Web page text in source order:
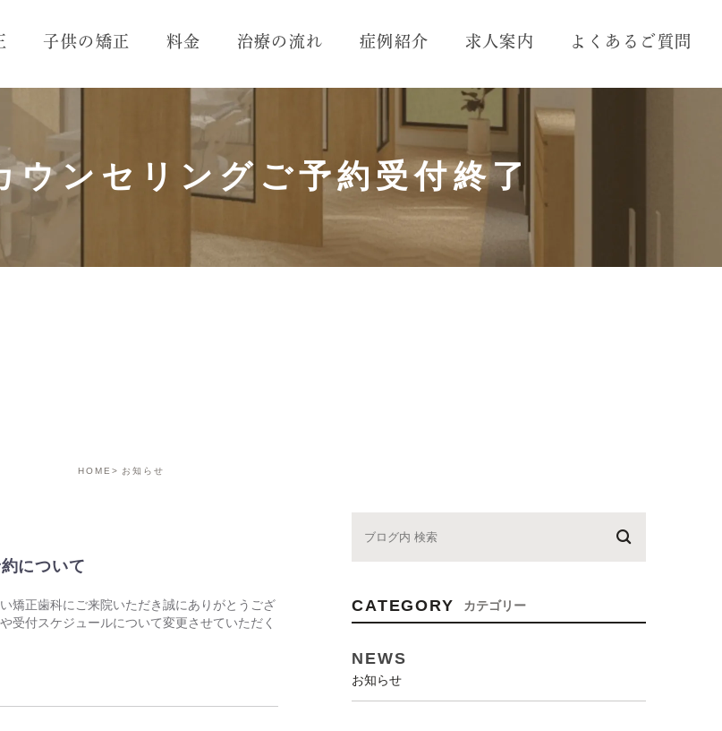
子供の矯正 料金 治療の流れ 症例紹介 求人案内 よくあるご質問
ウンセリングご予約受付終了
HOME お知らせ
について
矯正歯科にご来院いただき誠にありがとうござ
付スケジュールについて変更させていただく
CATEGORY カテゴリー
NEWS
お知らせ